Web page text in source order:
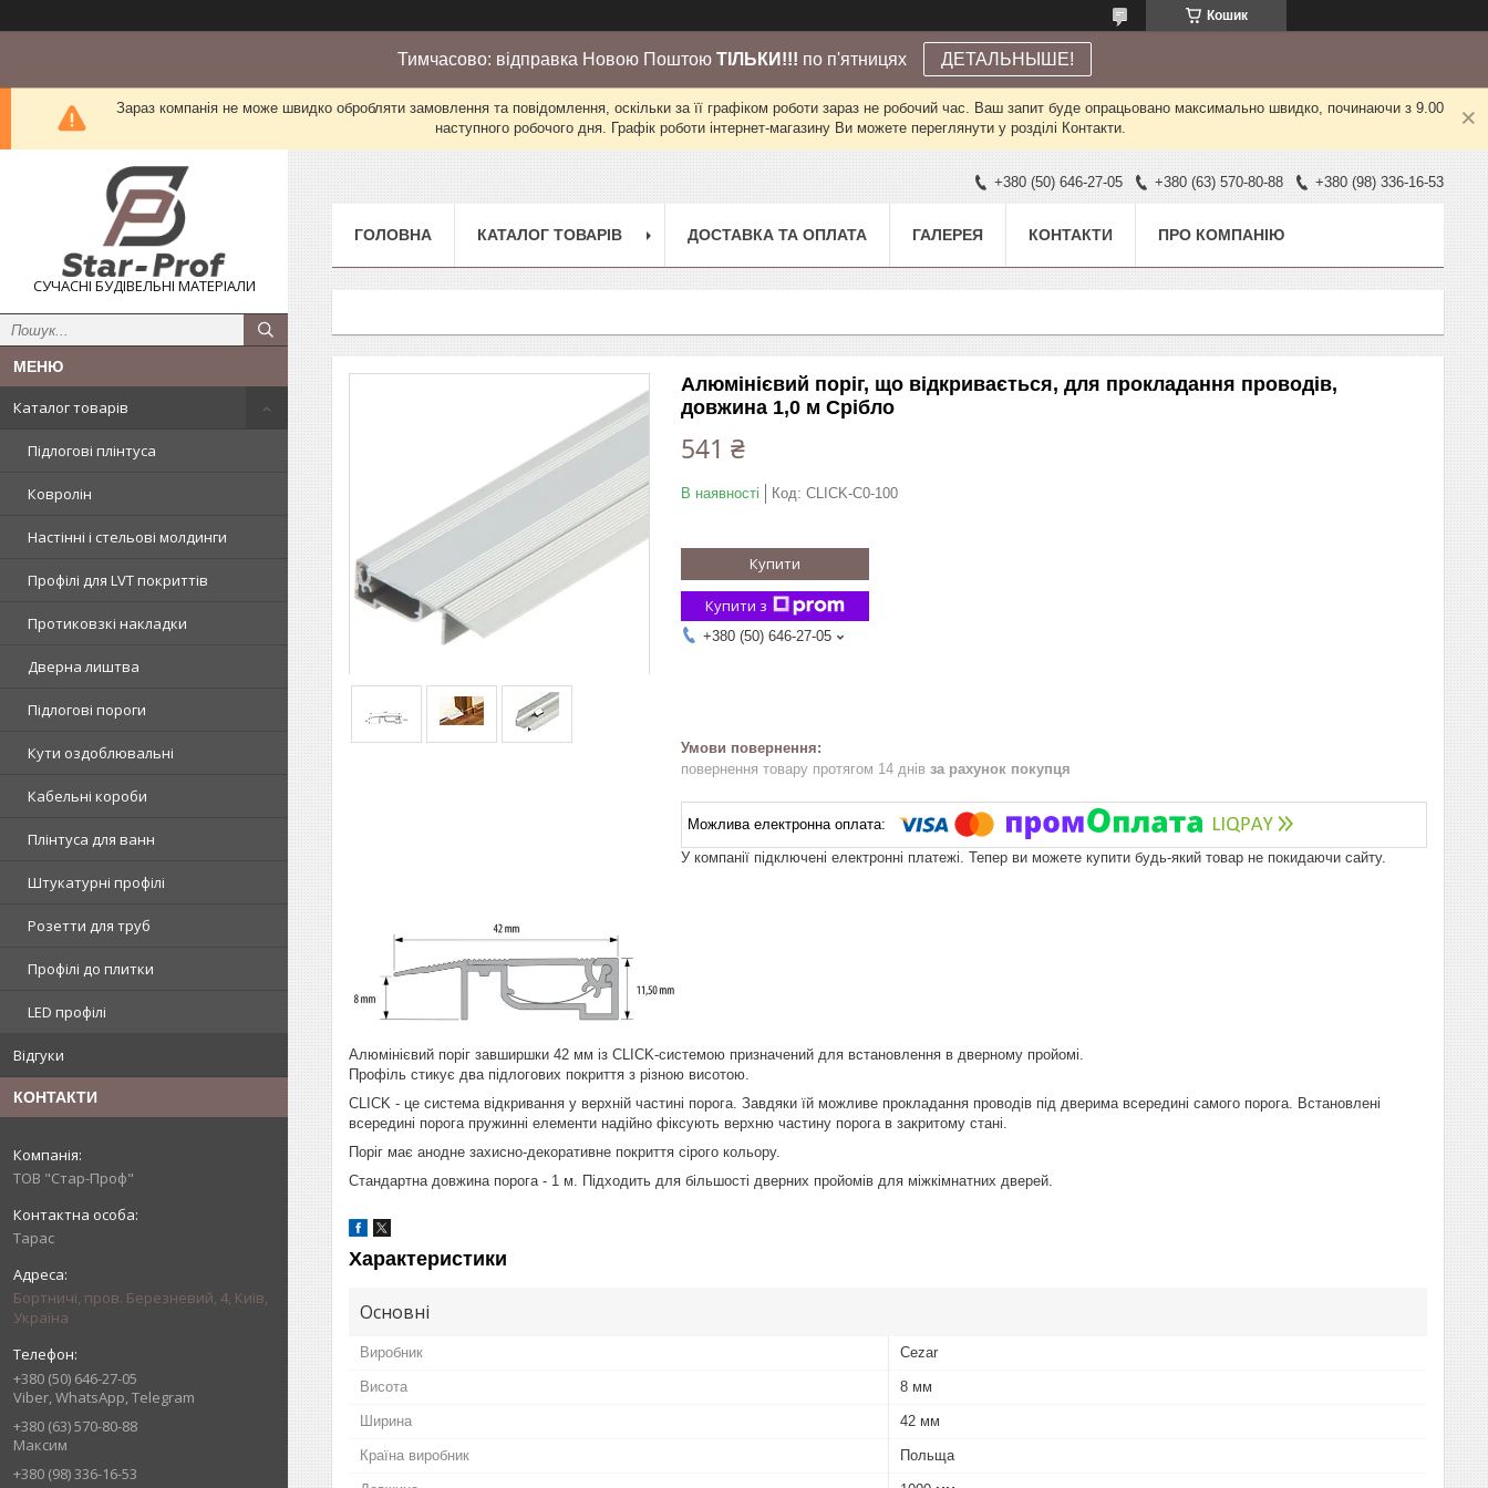
Кошик
Тимчасово: відправка Новою Поштою ТІЛЬКИ!!! по п'ятницях ДЕТАЛЬНЫШЕ!
Зараз компанія не може швидко обробляти замовлення та повідомлення, оскільки за її графіком роботи зараз не робочий час. Ваш запит буде опрацьовано максимально швидко, починаючи з 9.00
наступного робочого дня. Графік роботи інтернет-магазину Ви можете переглянути у розділі Контакти.
СУЧАСНІ БУДІВЕЛЬНІ МАТЕРІАЛИ
Каталог товарів
Підлогові плінтуса
Ковролін
Настінні і стельові молдинги
Профілі для LVT покриттів
Протиковзкі накладки
Дверна лиштва
Підлогові пороги
Кути оздоблювальні
Кабельні короби
Плінтуса для ванн
Штукатурні профілі
Розетти для труб
Профілі до плитки
LED профілі
Відгуки
КОНТАКТИ
ТОВ "Стар-Проф"
Тарас
Бортничі, пров. Березневий, 4, Київ,
Україна
+380 (50) 646-27-05
Viber, WhatsApp, Telegram
+380 (63) 570-80-88
Максим
+380 (98) 336-16-53
+380 (50) 646-27-05 +380 (63) 570-80-88 +380 (98) 336-16-53
ГОЛОВНА КАТАЛОГ ТОВАРІВ ДОСТАВКА ТА ОПЛАТА ГАЛЕРЕЯ КОНТАКТИ ПРО КОМПАНІЮ
Алюмінієвий поріг, що відкривається, для прокладання проводів,
довжина 1,0 м Срібло
541 ₴
В наявності Код: CLICK-C0-100
Купити
Купити з
+380 (50) 646-27-05
повернення товару протягом 14 днів за рахунок покупця
У компанії підключені електронні платежі. Тепер ви можете купити будь-який товар не покидаючи сайту.
Алюмінієвий поріг завширшки 42 мм із CLICK-системою призначений для встановлення в дверному пройомі.
Профіль стикує два підлогових покриття з різною висотою.
CLICK - це система відкривання у верхній частині порога. Завдяки їй можливе прокладання проводів під дверима всередині самого порога. Встановлені
всередині порога пружинні елементи надійно фіксують верхню частину порога в закритому стані.
Поріг має анодне захисно-декоративне покриття сірого кольору.
Стандартна довжина порога - 1 м. Підходить для більшості дверних пройомів для міжкімнатних дверей.
Характеристики
Основні
Виробник Cezar
Висота 8 мм
Ширина 42 мм
Країна виробник Польща